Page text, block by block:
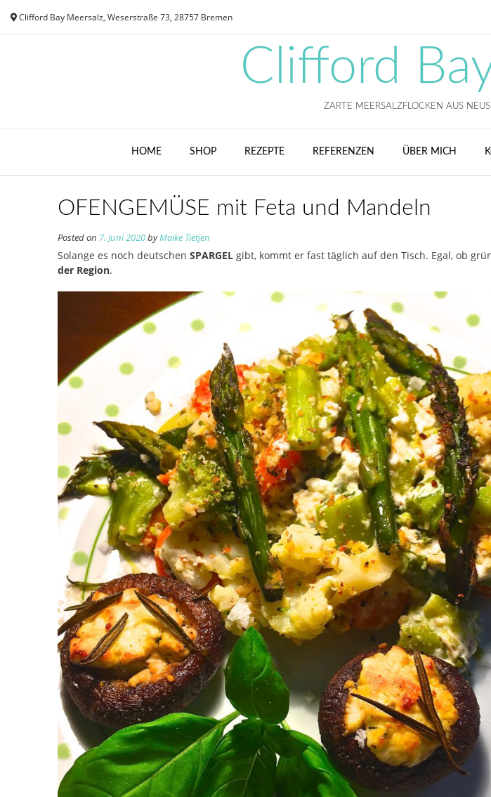
Clifford Bay Meersalz, Weserstraße 73, 28757 Bremen
Clifford
ZARTE MEERSALZFLOCKEN AUS
HOME SHOP REZEPTE REFERENZEN ÜBER MICH
OFENGEMÜSE mit Feta und Mandeln
Posted on 7. Juni 2020byMaike Tietjen
Solange es noch deutschen SPARGEL gibt, kommt er fast täglich auf den Tisch. Egal, ob
der Region.